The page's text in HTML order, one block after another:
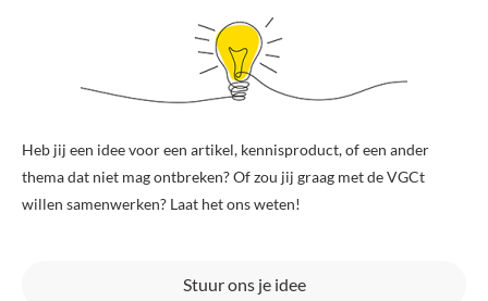
Heb jij een idee voor een artikel, kennisproduct, of een ander
thema dat niet mag ontbreken? Of zou jij graag met de VGCt
willen samenwerken? Laat het ons weten!
Stuur ons je idee